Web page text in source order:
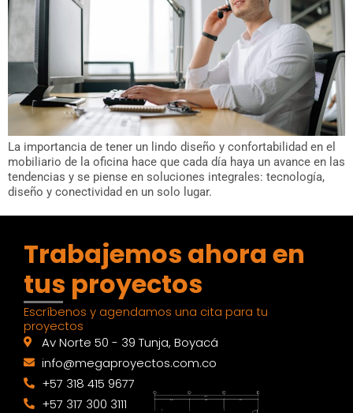
La importancia de tener un lindo diseño y confortabilidad en el
mobiliario de la oficina hace que cada día haya un avance en las
tendencias y se piense en soluciones integrales: tecnología,
diseño y conectividad en un solo lugar.
Trabajemos ahora en
tus proyectos
Escríbenos y agendamos una cita para tu
proyectos
Av Norte 50 - 39 Tunja, Boyacá
info@megaproyectos.com.co
+57 318 415 9677
+57 317 300 3111